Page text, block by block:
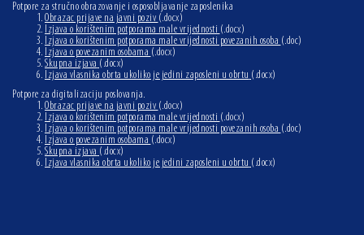
Potpore za stručno obrazovanje i osposobljavanje zaposlenika
Obrazac prijave na javni poziv (.docx)
Izjava o korištenim potporama male vrijednosti (.docx)
Izjava o korištenim potporama male vrijednosti povezanih osoba (.doc)
Izjava o povezanim osobama (.docx)
Skupna izjava (.docx)
Izjava vlasnika obrta ukoliko je jedini zaposleni u obrtu (.docx)
Potpore za digitalizaciju poslovanja.
Obrazac prijave na javni poziv (.docx)
Izjava o korištenim potporama male vrijednosti (.docx)
Izjava o korištenim potporama male vrijednosti povezanih osoba (.doc)
Izjava o povezanim osobama (.docx)
Skupna izjava (.docx)
Izjava vlasnika obrta ukoliko je jedini zaposleni u obrtu (.docx)